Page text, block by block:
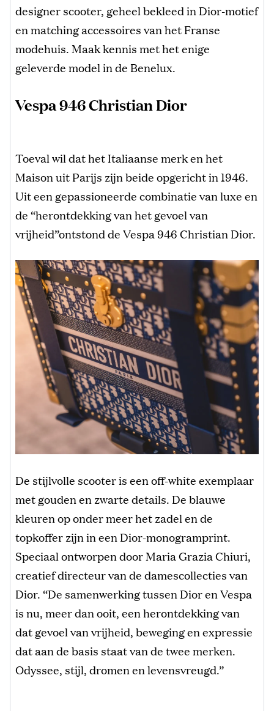
designer scooter, geheel bekleed in Dior-motief
en matching accessoires van het Franse
modehuis. Maak kennis met het enige
geleverde model in de Benelux.
Vespa 946 Christian Dior
Toeval wil dat het Italiaanse merk en het
Maison uit Parijs zijn beide opgericht in 1946.
Uit een gepassioneerde combinatie van luxe en
de “herontdekking van het gevoel van
vrijheid”ontstond de Vespa 946 Christian Dior.
De stijlvolle scooter is een off-white exemplaar
met gouden en zwarte details. De blauwe
kleuren op onder meer het zadel en de
topkoffer zijn in een Dior-monogramprint.
Speciaal ontworpen door Maria Grazia Chiuri,
creatief directeur van de damescollecties van
Dior. “De samenwerking tussen Dior en Vespa
is nu, meer dan ooit, een herontdekking van
dat gevoel van vrijheid, beweging en expressie
dat aan de basis staat van de twee merken.
Odyssee, stijl, dromen en levensvreugd.”